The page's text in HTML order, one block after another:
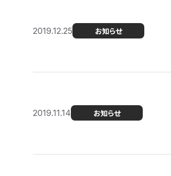
2019.12.25 お知らせ
2019.11.14 お知らせ